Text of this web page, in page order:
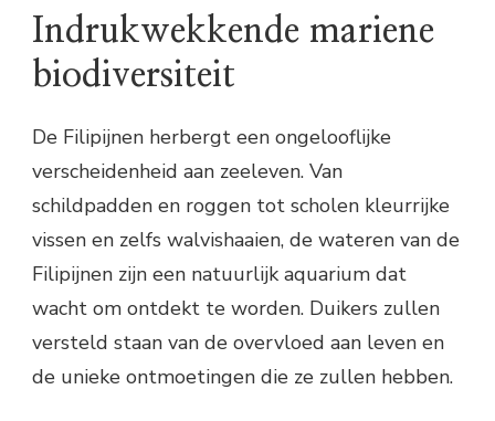
Indrukwekkende mariene
biodiversiteit
De Filipijnen herbergt een ongelooflijke
verscheidenheid aan zeeleven. Van
schildpadden en roggen tot scholen kleurrijke
vissen en zelfs walvishaaien, de wateren van de
Filipijnen zijn een natuurlijk aquarium dat
wacht om ontdekt te worden. Duikers zullen
versteld staan van de overvloed aan leven en
de unieke ontmoetingen die ze zullen hebben.